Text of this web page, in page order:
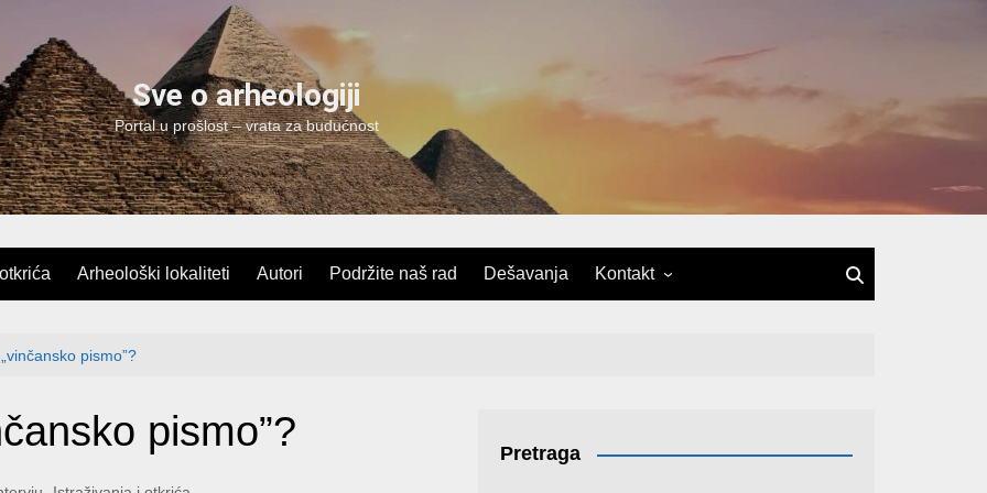
Sve o arheologiji
Portal u prošlost – vrata za budućnost
Arheološki lokaliteti Autori Podržite naš rad Dešavanja Kontakt
pismo”?
pismo”? Pretraga